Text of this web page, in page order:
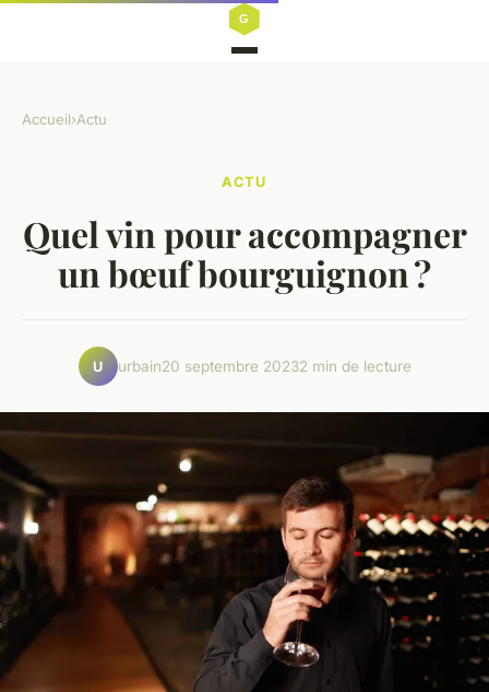
Accueil›Actu
ACTU
Quel vin pour accompagner
un bœuf bourguignon ?
U urbain20 septembre 20232 min de lecture